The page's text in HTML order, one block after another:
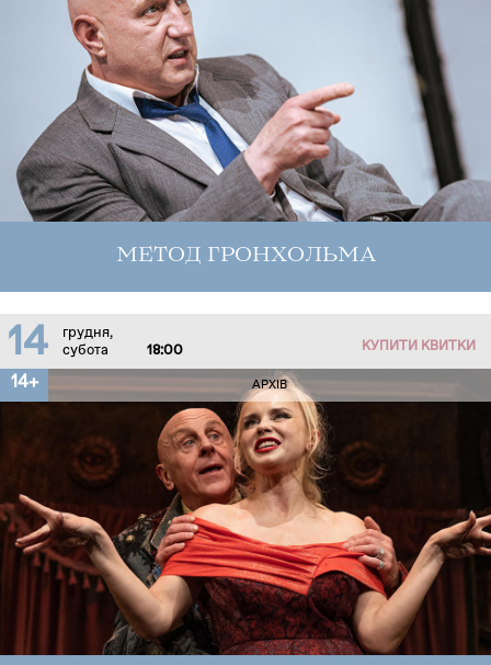
МЕТОД ГРОНХОЛЬМА
14
грудня,
субота
18:00 КУПИТИ КВИТКИ
14+ АРХІВ